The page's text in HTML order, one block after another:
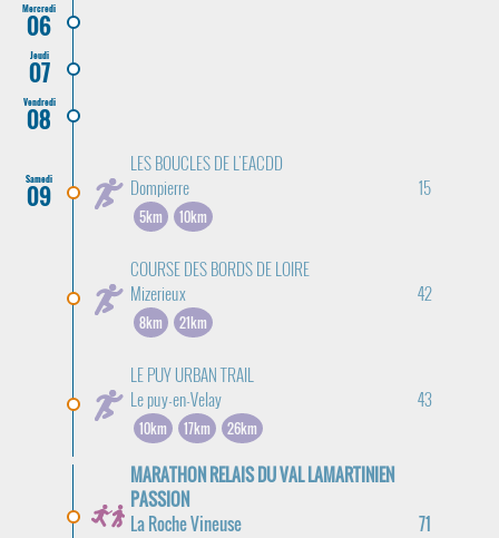
Mercredi
06
Jeudi
07
Vendredi
08
Samedi
09
LES BOUCLES DE L'EACDD
Dompierre
15
5km 10km
COURSE DES BORDS DE LOIRE
Mizerieux
42
8km 21km
LE PUY URBAN TRAIL
Le puy-en-Velay
43
10km 17km 26km
MARATHON RELAIS DU VAL LAMARTINIEN
PASSION
La Roche Vineuse
71